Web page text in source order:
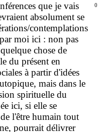
que je vais
absolument se
contemplations
moi ici : non pas
chose de
du présent en
à partir d'idées
mais dans le
spirituelle du
ici, si elle se
l'être humain tout
pourrait délivrer